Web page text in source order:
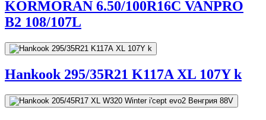
KORMORAN 6.50/100R16C VANPRO
B2 108/107L
Hankook 295/35R21 K117A XL 107Y k